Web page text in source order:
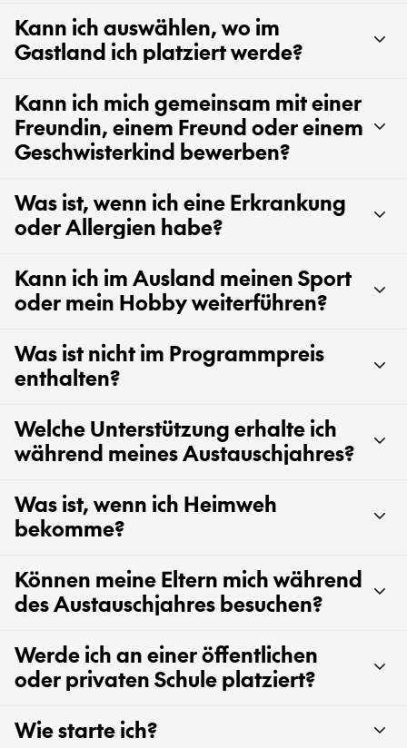
Kann ich auswählen, wo im
Gastland ich platziert werde?
Kann ich mich gemeinsam mit einer
Freundin, einem Freund oder einem
Geschwisterkind bewerben?
Was ist, wenn ich eine Erkrankung
oder Allergien habe?
Kann ich im Ausland meinen Sport
oder mein Hobby weiterführen?
Was ist nicht im Programmpreis
enthalten?
Welche Unterstützung erhalte ich
während meines Austauschjahres?
Was ist, wenn ich Heimweh
bekomme?
Können meine Eltern mich während
des Austauschjahres besuchen?
Werde ich an einer öffentlichen
oder privaten Schule platziert?
Wie starte ich?